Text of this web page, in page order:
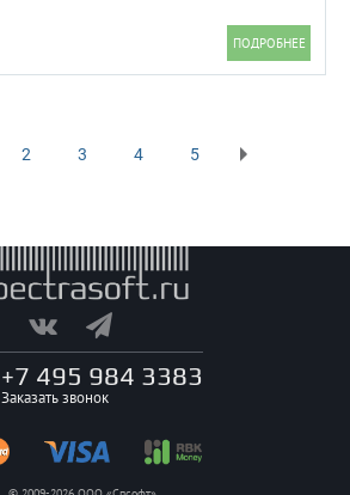
2 3 4
5
+7 495 984 3383
Заказать звонок